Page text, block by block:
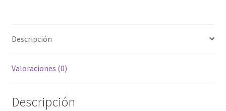
Descripción
Valoraciones (0)
Descripción